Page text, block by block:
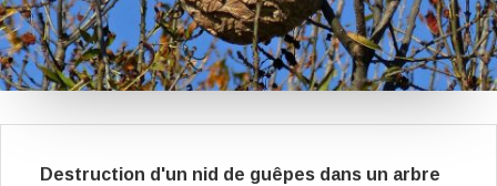
Destruction d'un nid de guêpes dans un arbre